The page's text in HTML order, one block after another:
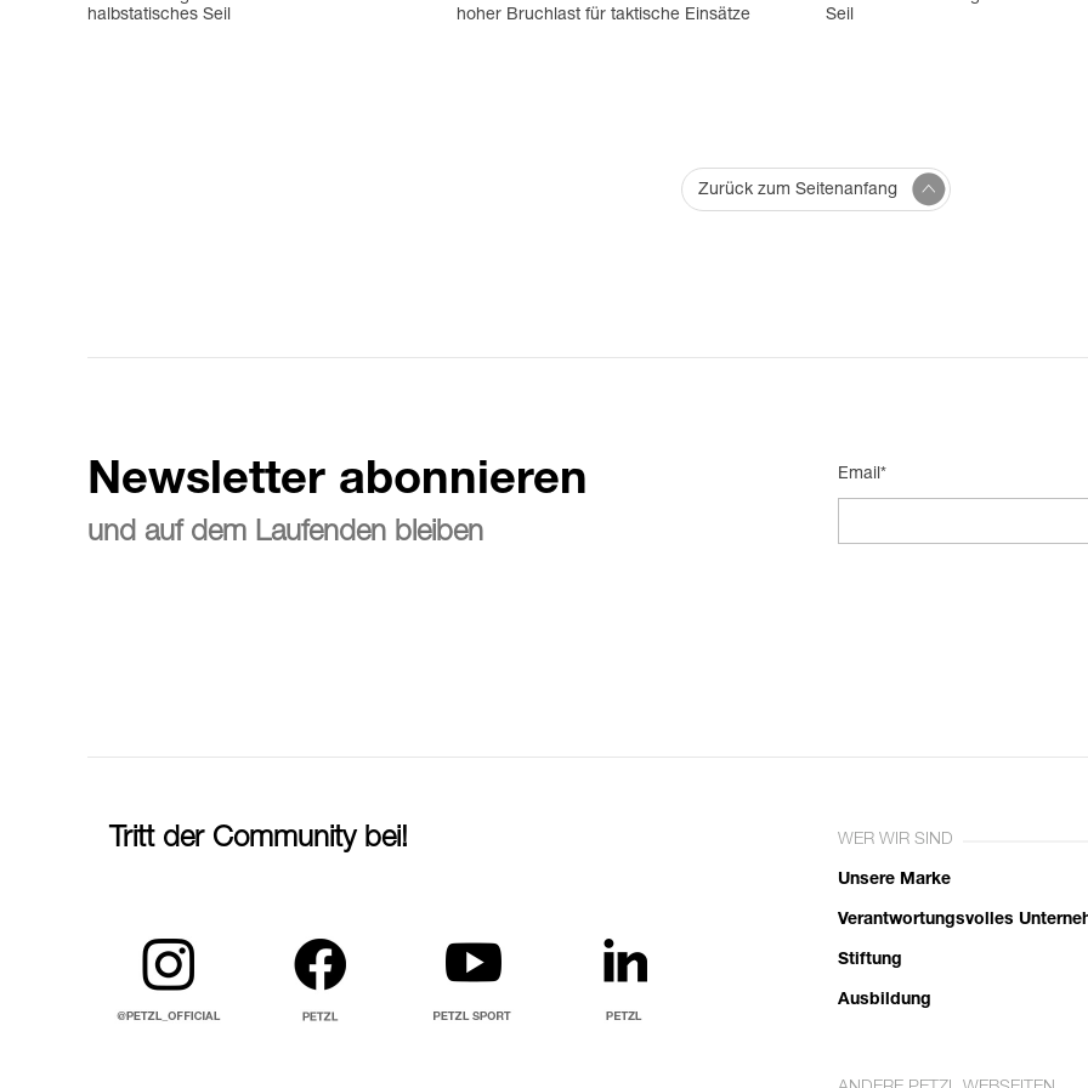
halbstatisches Seil
hoher Bruchlast für taktische Einsätze
Seil
Zurück zum Seitenanfang
Newsletter abonnieren
und auf dem Laufenden bleiben
Email*
Tritt der Community bei! WER WIR SIND
Unsere Marke
Verantwortungsvolles
Stiftung
Ausbildung